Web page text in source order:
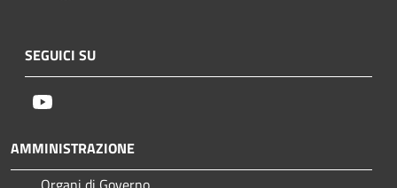
SEGUICI SU
AMMINISTRAZIONE